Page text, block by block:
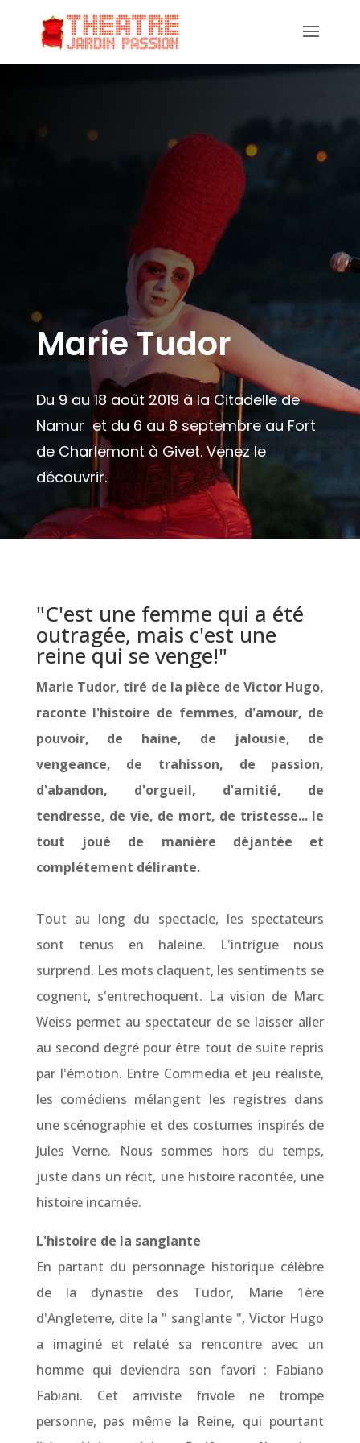
Marie Tudor
Du 9 au 18 août 2019 à la Citadelle de
Namur et du 6 au 8 septembre au Fort
de Charlemont à Givet. Venez le
découvrir.
"C'est une femme qui a été
outragée, mais c'est une
reine qui se venge!"
Marie Tudor, tiré de la pièce de Victor Hugo,
raconte l'histoire de femmes, d'amour, de
pouvoir, de haine, de jalousie, de
vengeance, de trahisson, de passion,
d'abandon, d'orgueil, d'amitié, de
tendresse, de vie, de mort, de tristesse... le
tout joué de manière déjantée et
complétement délirante.
Tout au long du spectacle, les spectateurs
sont tenus en haleine. L'intrigue nous
surprend. Les mots claquent, les sentiments se
cognent, s'entrechoquent. La vision de Marc
Weiss permet au spectateur de se laisser aller
au second degré pour être tout de suite repris
par l'émotion. Entre Commedia et jeu réaliste,
les comédiens mélangent les registres dans
une scénographie et des costumes inspirés de
Jules Verne. Nous sommes hors du temps,
juste dans un récit, une histoire racontée, une
histoire incarnée.
L'histoire de la sanglante
En partant du personnage historique célèbre
de la dynastie des Tudor, Marie 1ère
d'Angleterre, dite la " sanglante ", Victor Hugo
a imaginé et relaté sa rencontre avec un
homme qui deviendra son favori : Fabiano
Fabiani. Cet arriviste frivole ne trompe
personne, pas même la Reine, qui pourtant